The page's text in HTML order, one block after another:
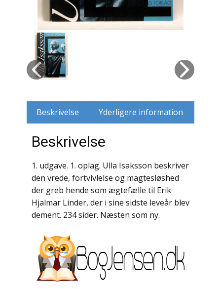
Hobby
Hus / Have
Husdyr
Krige / Slag
Krop / Sind
Kunst
Landbrug / Skovbrug
Litteraturhistorie
Lokalhistorie / Topografi
Lufttrafik / Fly
Beskrivelse Yderligere information
Beskrivelse
1. udgave. 1. oplag. Ulla Isaksson beskriver
den vrede, fortvivlelse og magtesløshed
der greb hende som ægtefælle til Erik
Hjalmar Linder, der i sine sidste leveår blev
dement. 234 sider. Næsten som ny.